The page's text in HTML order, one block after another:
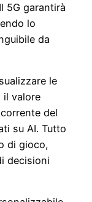
5G garantirà
lo
da
le
il valore
del
su AI. Tutto
di gioco,
decisioni